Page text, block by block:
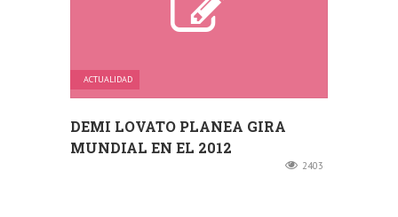
ACTUALIDAD
DEMI LOVATO PLANEA GIRA
MUNDIAL EN EL 2012
2403